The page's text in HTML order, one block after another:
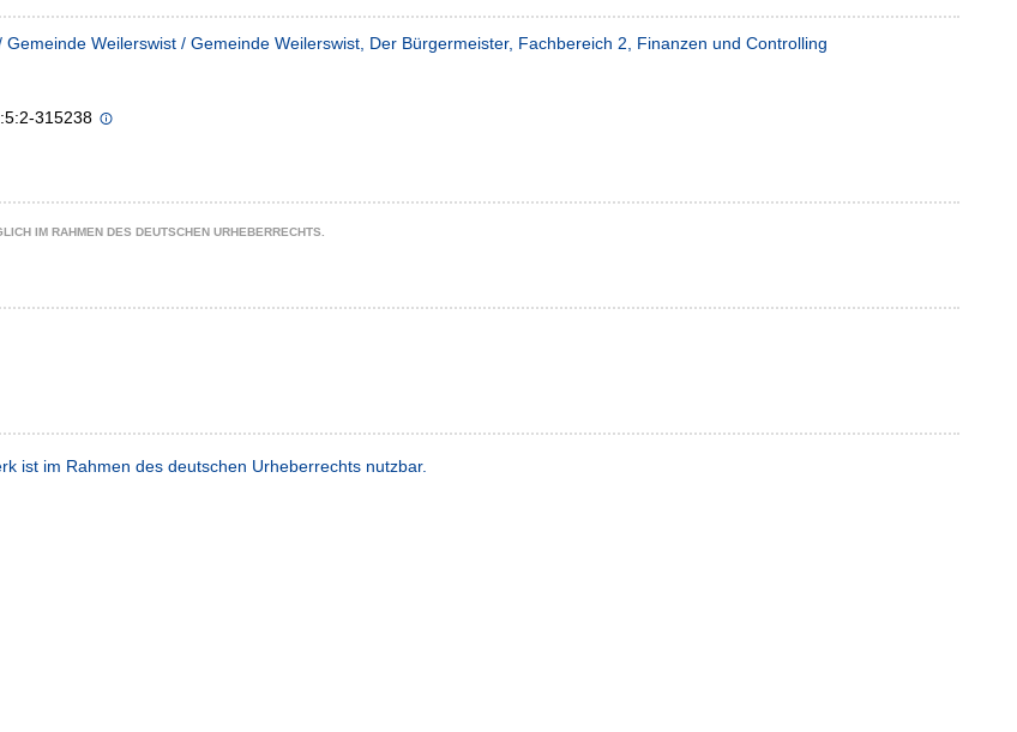
Gemeinde Weilerswist / Gemeinde Weilerswist, Der Bürgermeister, Fachbereich 2, Finanzen und Controlling
315238
IM RAHMEN DES DEUTSCHEN URHEBERRECHTS.
ist im Rahmen des deutschen Urheberrechts nutzbar.